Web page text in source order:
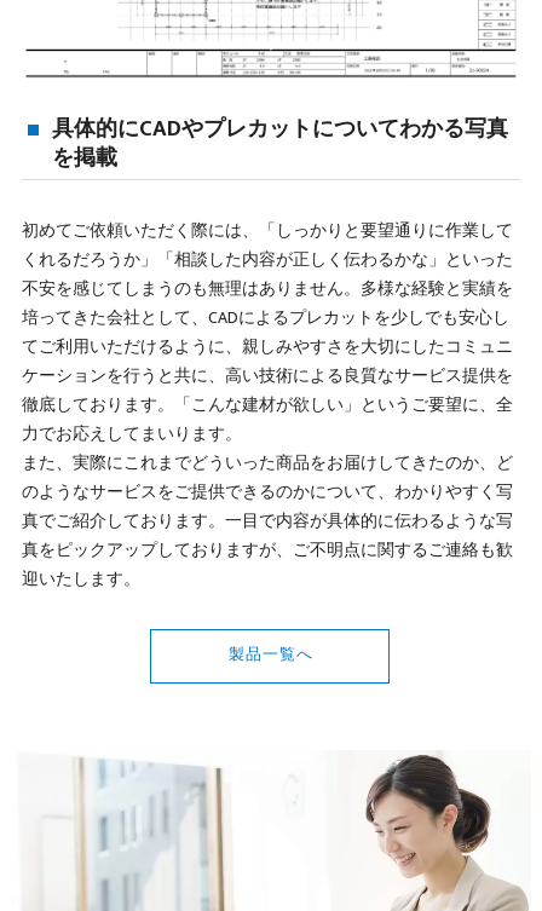
具体的にCADやプレカットについてわかる写真
を掲載
初めてご依頼いただく際には、「しっかりと要望通りに作業して
くれるだろうか」「相談した内容が正しく伝わるかな」といった
不安を感じてしまうのも無理はありません。多様な経験と実績を
培ってきた会社として、CADによるプレカットを少しでも安心し
てご利用いただけるように、親しみやすさを大切にしたコミュニ
ケーションを行うと共に、高い技術による良質なサービス提供を
徹底しております。「こんな建材が欲しい」というご要望に、全
力でお応えしてまいります。
また、実際にこれまでどういった商品をお届けしてきたのか、ど
のようなサービスをご提供できるのかについて、わかりやすく写
真でご紹介しております。一目で内容が具体的に伝わるような写
真をピックアップしておりますが、ご不明点に関するご連絡も歓
迎いたします。
製品一覧へ